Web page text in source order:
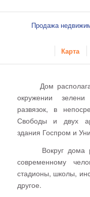
Продажа
Карта
Дом
окружении
развязок, в
Свободы и двух
здания Госпром и
Вокруг дома
современному
стадионы, школы,
другое.